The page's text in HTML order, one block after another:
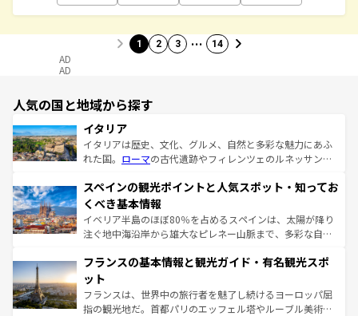
1 2 3 … 14
AD
AD
人気の国と地域から探す
イタリア
イタリアは歴史、文化、グルメ、自然と多彩な魅力にあふ
れた国。 ローマの古代遺跡やフィレンツェのルネッサンス
ろん、トスカーナの美しい田園風景やアマルフィ海岸の絶
景など、自然景観も見逃せない。観光の合間には、本場の
ピザやパスタなど、絶品のイタリア料理を堪能することも
できる。朝目覚めてから夜眠るまで、すべての瞬間を楽し
なお、新着のイタリア情報はコンテンツ一覧を参照してほ
しい。
スペインの観光ポイントと人気スポット・知ってお
くべき基本情報
イベリア半島のほぼ80％を占めるスペインは、太陽が降り
注ぐ地中海沿岸から雄大なピレネー山脈まで、多彩な自然
文化が根付くこの国では、情熱的なフラメンコ、熱気あふ
れる闘牛、そして美味しいタパスが生活の一部となってい
る。首都マドリードの洗練された雰囲気や、バルセロナの
アートに溢れた街角から、地方では古代ローマ遺跡や中世
フランスの基本情報と観光ガイド・有名観光スポ
ット
フランスは、世界中の旅行者を魅了し続けるヨーロッパ屈
指の観光地だ。首都パリのエッフェル塔やルーブル美術館